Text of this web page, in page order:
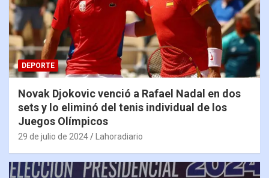
DEPORTE
Novak Djokovic venció a Rafael Nadal en dos
sets y lo eliminó del tenis individual de los
Juegos Olímpicos
29 de julio de 2024 Lahoradiario